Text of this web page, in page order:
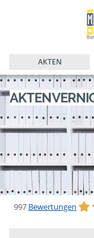
AKTEN
997 Bewertungen